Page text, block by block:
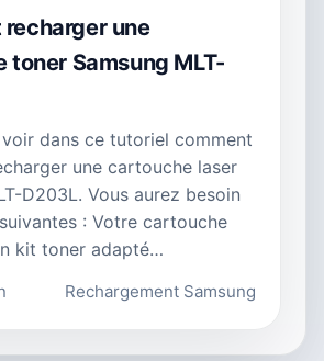
recharger une
toner Samsung MLT-
dans ce tutoriel comment
une cartouche laser
D203L. Vous aurez besoin
: Votre cartouche
kit toner adapté…
Rechargement Samsung